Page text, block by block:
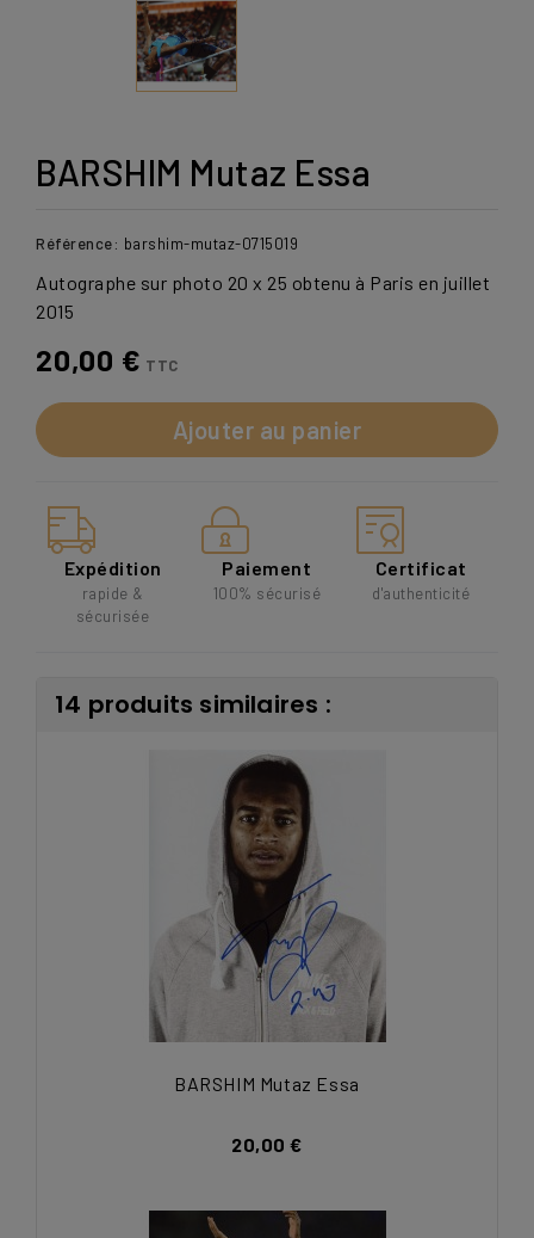
BARSHIM Mutaz Essa
Référence: barshim-mutaz-0715019
Autographe sur photo 20 x 25 obtenu à Paris en juillet
2015
20,00 € TTC
Ajouter au panier
Expédition
rapide &
sécurisée
Paiement
100% sécurisé
Certificat
d'authenticité
14 produits similaires :
BARSHIM Mutaz Essa
20,00 €